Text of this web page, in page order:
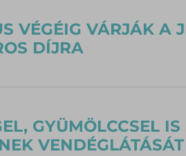
VÉGÉIG VÁRJÁK A
DÍJRA
GYÜMÖLCCSEL
VENDÉGLÁTÁSÁT